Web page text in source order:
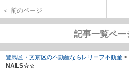
＜ 前のページ
記事一覧ペー
豊島区・文京区の不動産ならレリーフ不動産 >
NAILS☆☆